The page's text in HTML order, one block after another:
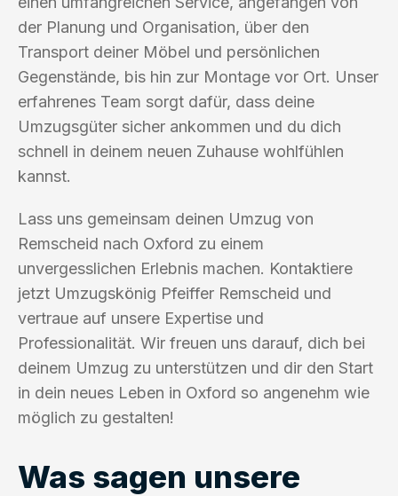
der Planung und Organisation, über den
Transport deiner Möbel und persönlichen
Gegenstände, bis hin zur Montage vor Ort. Unser
erfahrenes Team sorgt dafür, dass deine
Umzugsgüter sicher ankommen und du dich
schnell in deinem neuen Zuhause wohlfühlen
kannst.
Lass uns gemeinsam deinen Umzug von
Remscheid nach Oxford zu einem
unvergesslichen Erlebnis machen. Kontaktiere
jetzt Umzugskönig Pfeiffer Remscheid und
vertraue auf unsere Expertise und
Professionalität. Wir freuen uns darauf, dich bei
deinem Umzug zu unterstützen und dir den Start
in dein neues Leben in Oxford so angenehm wie
möglich zu gestalten!
Was sagen unsere